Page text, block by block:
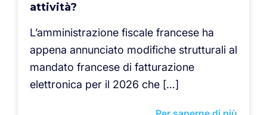
attività?
L’amministrazione fiscale francese ha
appena annunciato modifiche strutturali al
mandato francese di fatturazione
elettronica per il 2026 che […]